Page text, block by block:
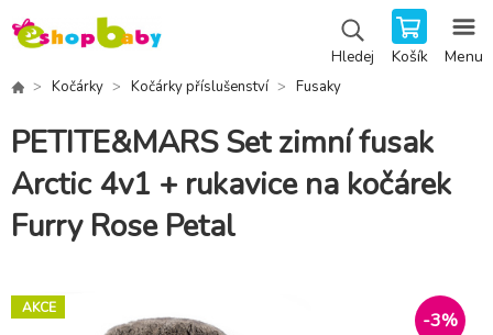
Hledej Košík Menu
Kočárky Kočárky příslušenství Fusaky
PETITE&MARS Set zimní fusak
Arctic 4v1 + rukavice na kočárek
Furry Rose Petal
AKCE
-3%